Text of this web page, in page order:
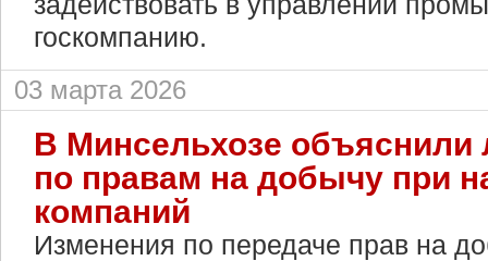
госкомпанию.
03 марта 2026
В Минсельхозе объяснили
по правам на добычу при
компаний
Изменения по передаче прав на